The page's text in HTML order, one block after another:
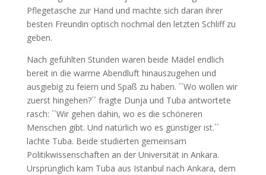
Pflegetasche zur Hand und machte sich daran ihrer
besten Freundin optisch nochmal den letzten Schliff zu
geben.
Nach gefühlten Stunden waren beide Mädel endlich
bereit in die warme Abendluft hinauszugehen und
ausgiebig zu feiern und Spaß zu haben. ´´Wo wollen wir
zuerst hingehen?´´ fragte Dunja und Tuba antwortete
rasch: ´´Wir gehen dahin, wo es die schöneren
Menschen gibt. Und natürlich wo es günstiger ist.´´
lachte Tuba. Beide studierten gemeinsam
Politikwissenschaften an der Universität in Ankara.
Ursprünglich kam Tuba aus Istanbul nach Ankara, dem